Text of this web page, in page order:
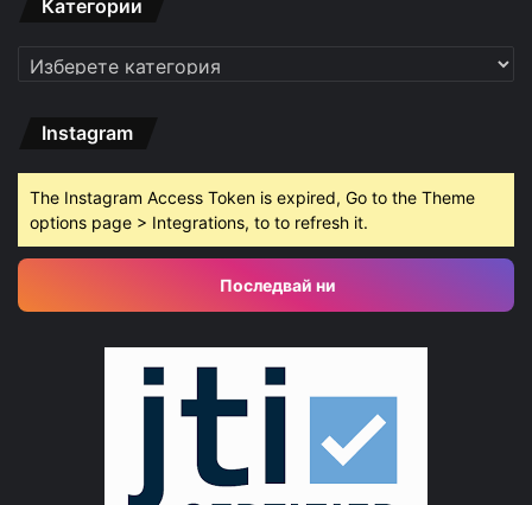
Категории
Категории
Instagram
The Instagram Access Token is expired, Go to the Theme
options page > Integrations, to to refresh it.
Последвай ни